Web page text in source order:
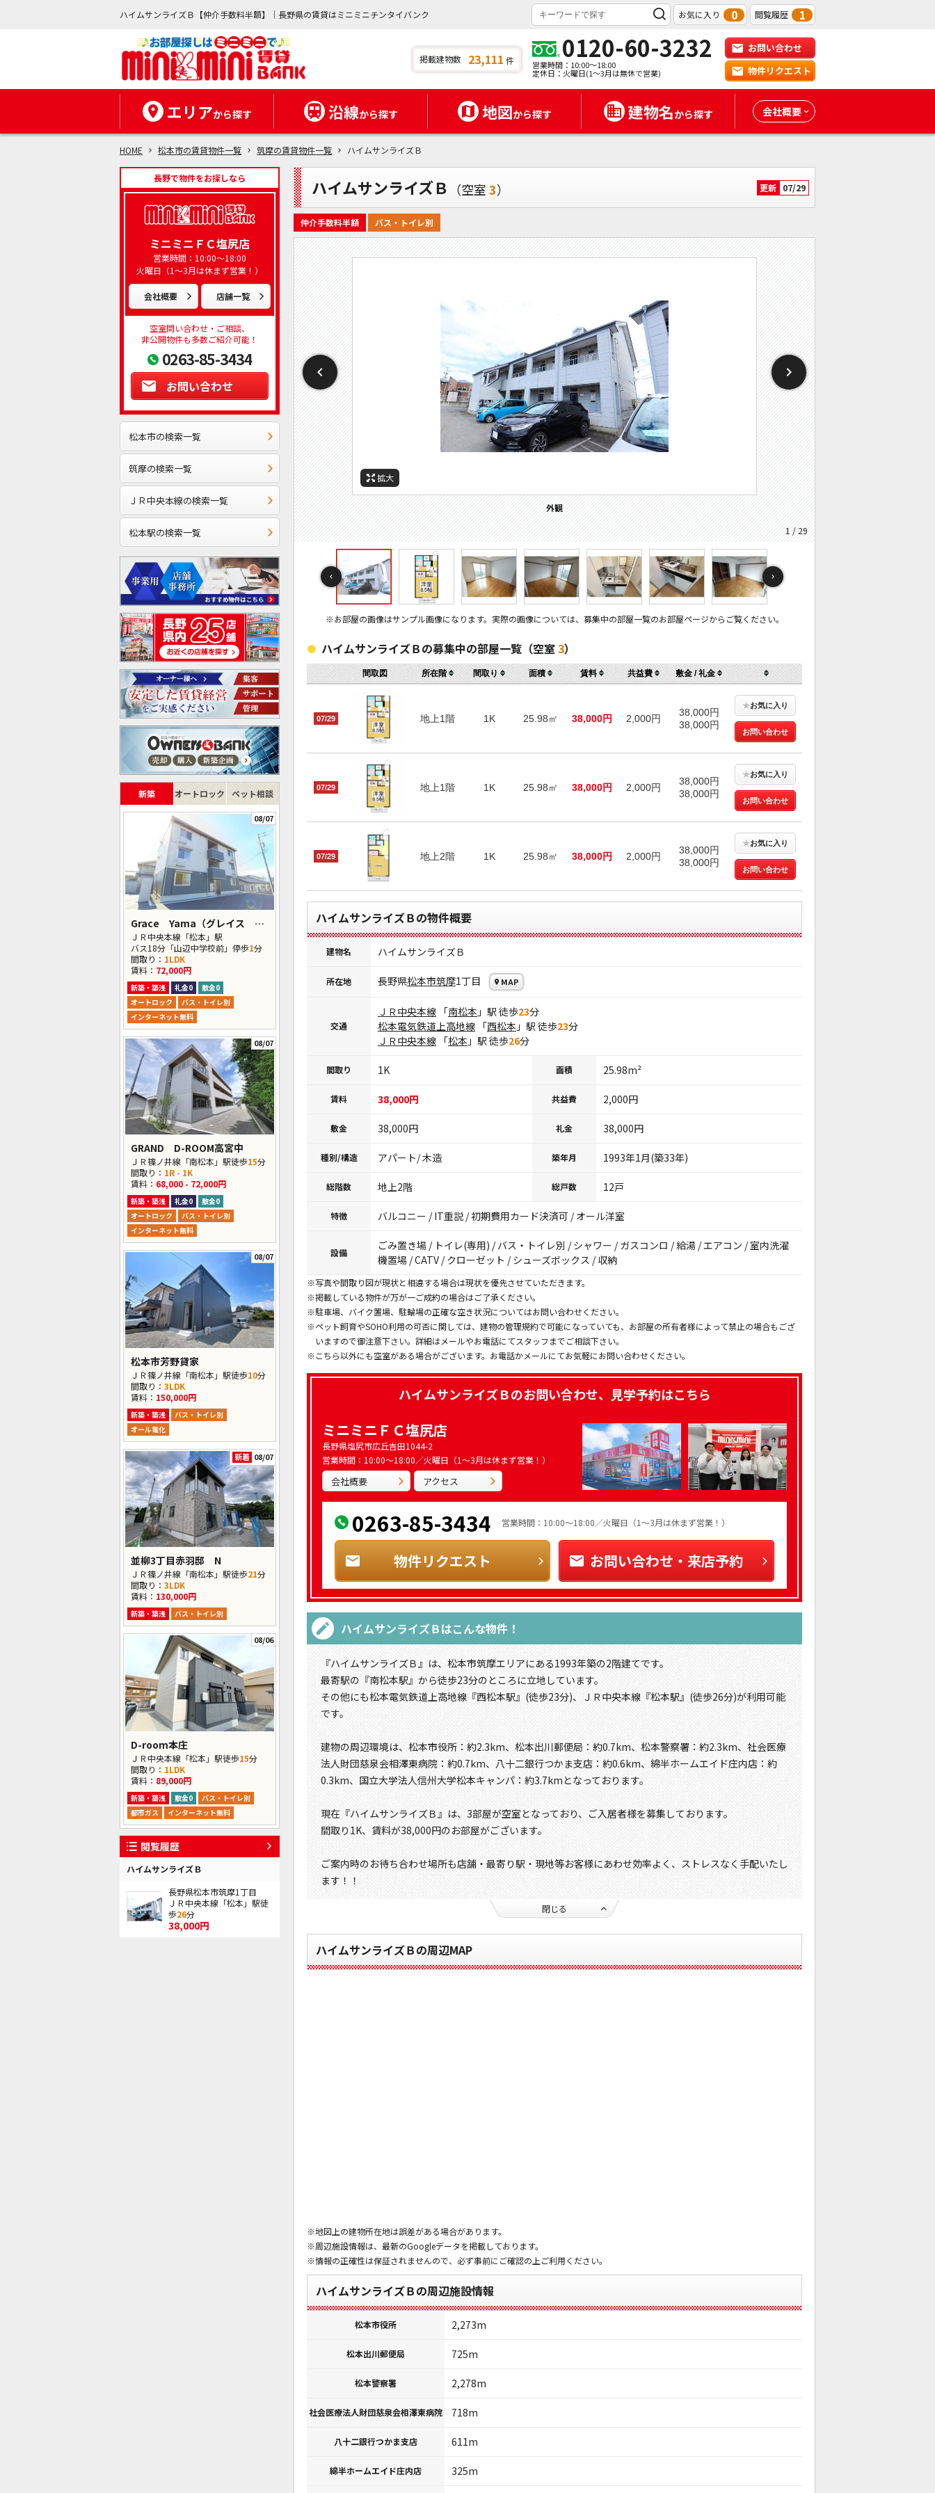
ハイムサンライズＢ【仲介手数料半額】｜長野県の賃貸はミニミニチンタイバンク お気に入り 0 閲覧履歴 1
掲載建物数 23,111 件 0120-60-3232
営業時間：10:00～18:00
定休日：火曜日(1～3月は無休で営業)
お問い合わせ
物件リクエスト
エリアから探す 沿線から探す 地図から探す 建物名から探す 会社概要
HOME 松本市の賃貸物件一覧 筑摩の賃貸物件一覧 ハイムサンライズＢ
長野で物件をお探しなら
ミニミニＦＣ塩尻店
営業時間：10:00～18:00
火曜日（1～3月は休まず営業！）
会社概要 店舗一覧
空室問い合わせ・ご相談、
非公開物件も多数ご紹介可能！
0263-85-3434
お問い合わせ
松本市の検索一覧
筑摩の検索一覧
ＪＲ中央本線の検索一覧
松本駅の検索一覧
新築 オートロック ペット相談
08/07
Grace Yama（グレイス ヤマ）
ＪＲ中央本線「松本」駅
バス18分「山辺中学校前」停歩1分
間取り： 1LDK
賃料： 72,000円
新築・築浅 礼金0
敷金0
オートロック
バス・トイレ別
インターネット無料
08/07
GRAND D-ROOM高宮中
ＪＲ篠ノ井線「南松本」駅徒歩15分
間取り： 1R - 1K
賃料： 68,000 - 72,000円
新築・築浅 礼金0
敷金0
オートロック
バス・トイレ別
インターネット無料
08/07
松本市芳野貸家
ＪＲ篠ノ井線「南松本」駅徒歩10分
間取り： 3LDK
賃料： 150,000円
新築・築浅
バス・トイレ別
オール電化
新着 08/07
並柳3丁目赤羽邸 N
ＪＲ篠ノ井線「南松本」駅徒歩21分
間取り： 3LDK
賃料： 130,000円
新築・築浅 バス・トイレ別
08/06
D-room本庄
ＪＲ中央本線「松本」駅徒歩15分
間取り： 1LDK
賃料： 89,000円
新築・築浅 敷金0
バス・トイレ別
都市ガス
インターネット無料
閲覧履歴
ハイムサンライズＢ
長野県松本市筑摩1丁目
ＪＲ中央本線「松本」駅徒
歩26分
38,000円
ハイムサンライズＢ （空室3） 更新 07/29
仲介手数料半額 バス・トイレ別
拡大
外観
1 / 29
拡大
間取
間取り
拡大
居間
拡大
居間
拡大
キッチン
拡大
キッチン
拡大
寝室
拡大
寝室
拡大
寝室
拡大
風呂
拡大
風呂
拡大
トイレ
拡大
収納
拡大
洗面
拡大
バルコニー
拡大
設備
拡大
設備
拡大
玄関
拡大
玄関
拡大
眺望
拡大
その他画像
拡大
その他画像
拡大
セキュリティ
拡大
周辺施設：大学
拡大
周辺施設：ホームセンター
拡大
周辺施設：銀行
拡大
周辺施設：病院
拡大
周辺施設：警察署・交番
拡大
周辺施設：役所
※お部屋の画像はサンプル画像になります。実際の画像については、募集中の部屋一覧のお部屋ページからご覧ください。
ハイムサンライズＢの募集中の部屋一覧（空室3）
間取図 所在階 間取り 面積 賃料 共益費 敷金 / 礼金
07/29 地上1階 1K 25.98㎡ 38,000円 2,000円
38,000円
38,000円
★お気に入り
お問い合わせ
07/29 地上1階 1K 25.98㎡ 38,000円 2,000円
38,000円
38,000円
★お気に入り
お問い合わせ
07/29 地上2階 1K 25.98㎡ 38,000円 2,000円
38,000円
38,000円
★お気に入り
お問い合わせ
ハイムサンライズＢの物件概要
建物名 ハイムサンライズＢ
所在地 長野県松本市筑摩1丁目 MAP
交通
ＪＲ中央本線 「南松本 」駅 徒歩23分
松本電気鉄道上高地線 「西松本 」駅 徒歩23分
ＪＲ中央本線 「松本 」駅 徒歩26分
間取り 1K 面積 25.98m²
賃料 38,000円 共益費 2,000円
敷金 38,000円 礼金 38,000円
種別/構造 アパート/ 木造 築年月 1993年1月(築33年)
総階数 地上2階 総戸数 12戸
特徴 バルコニー / IT重説 / 初期費用カード決済可 / オール洋室
設備
ごみ置き場 / トイレ(専用) / バス・トイレ別 / シャワー / ガスコンロ / 給湯 / エアコン / 室内洗濯
機置場 / CATV / クローゼット / シューズボックス / 収納
※写真や間取り図が現状と相違する場合は現状を優先させていただきます。
※掲載している物件が万が一ご成約の場合はご了承ください。
※駐車場、バイク置場、駐輪場の正確な空き状況についてはお問い合わせください。
※ペット飼育やSOHO利用の可否に関しては、建物の管理規約で可能になっていても、お部屋の所有者様によって禁止の場合もござ
いますので御注意下さい。詳細はメールやお電話にてスタッフまでご相談下さい。
※こちら以外にも空室がある場合がございます。お電話かメールにてお気軽にお問い合わせください。
ハイムサンライズＢのお問い合わせ、見学予約はこちら
ミニミニＦＣ塩尻店
長野県塩尻市広丘吉田1044-2
営業時間：10:00～18:00／火曜日（1～3月は休まず営業！）
会社概要 アクセス
0263-85-3434 営業時間：10:00～18:00／火曜日（1～3月は休まず営業！）
物件リクエスト お問い合わせ・来店予約
ハイムサンライズＢはこんな物件！
『ハイムサンライズＢ』は、松本市筑摩エリアにある1993年築の2階建てです。
最寄駅の『南松本駅』から徒歩23分のところに立地しています。
その他にも松本電気鉄道上高地線『西松本駅』(徒歩23分)、ＪＲ中央本線『松本駅』(徒歩26分)が利用可能
です。
建物の周辺環境は、松本市役所：約2.3km、松本出川郵便局：約0.7km、松本警察署：約2.3km、社会医療
法人財団慈泉会相澤東病院：約0.7km、八十二銀行つかま支店：約0.6km、綿半ホームエイド庄内店：約
0.3km、国立大学法人信州大学松本キャンパ：約3.7kmとなっております。
現在『ハイムサンライズＢ』は、3部屋が空室となっており、ご入居者様を募集しております。
間取り1K、賃料が38,000円のお部屋がございます。
ご案内時のお待ち合わせ場所も店舗・最寄り駅・現地等お客様にあわせ効率よく、ストレスなく手配いたし
ます！！
閉じる
ハイムサンライズＢの周辺MAP
※地図上の建物所在地は誤差がある場合があります。
※周辺施設情報は、最新のGoogleデータを掲載しております。
※情報の正確性は保証されませんので、必ず事前にご確認の上ご利用ください。
ハイムサンライズＢの周辺施設情報
松本市役所 2,273m
松本出川郵便局 725m
松本警察署 2,278m
社会医療法人財団慈泉会相澤東病院 718m
八十二銀行つかま支店 611m
綿半ホームエイド庄内店 325m